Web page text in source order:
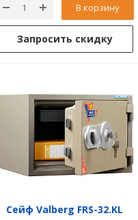
В корзину
Запросить скидку
Сейф Valberg FRS-32.KL